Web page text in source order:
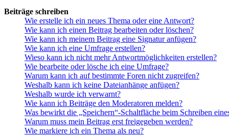
Beiträge schreiben
Wie erstelle ich ein neues Thema oder eine Antwort?
Wie kann ich einen Beitrag bearbeiten oder löschen?
Wie kann ich meinem Beitrag eine Signatur anfügen?
Wie kann ich eine Umfrage erstellen?
Wieso kann ich nicht mehr Antwortmöglichkeiten erstellen?
Wie bearbeite oder lösche ich eine Umfrage?
Warum kann ich auf bestimmte Foren nicht zugreifen?
Weshalb kann ich keine Dateianhänge anfügen?
Weshalb wurde ich verwarnt?
Wie kann ich Beiträge den Moderatoren melden?
Was bewirkt die „Speichern“-Schaltfläche beim Schreiben
Warum muss mein Beitrag erst freigegeben werden?
Wie markiere ich ein Thema als neu?